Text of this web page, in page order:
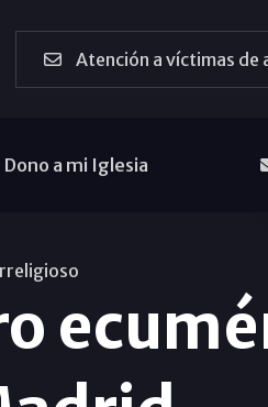
Atención a víctimas de
Dono a mi Iglesia